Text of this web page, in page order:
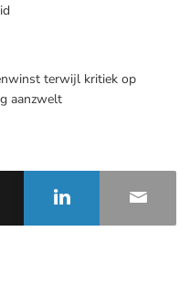
terwijl kritiek op
aanzwelt